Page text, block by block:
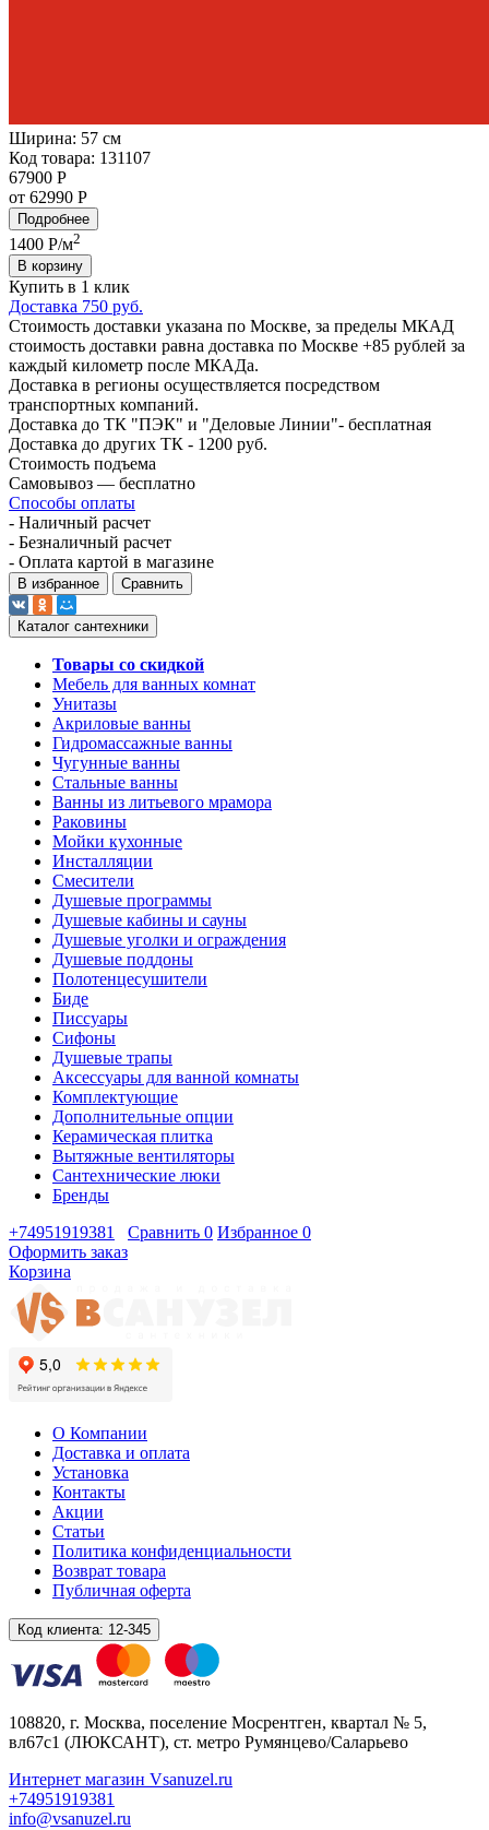
Ширина: 57 см
Код товара: 131107
67900 Р
от 62990 Р
Подробнее
1400 Р/м2
В корзину
Купить в 1 клик
Доставка 750 руб.
Стоимость доставки указана по Москве, за пределы МКАД
стоимость доставки равна доставка по Москве +85 рублей за
каждый километр после МКАДа.
Доставка в регионы осуществляется посредством
транспортных компаний.
Доставка до ТК "ПЭК" и "Деловые Линии"- бесплатная
Доставка до других ТК - 1200 руб.
Стоимость подъема
Самовывоз — бесплатно
Способы оплаты
- Наличный расчет
- Безналичный расчет
- Оплата картой в магазине
В избранное Сравнить
Каталог сантехники
Товары со скидкой
Мебель для ванных комнат
Унитазы
Акриловые ванны
Гидромассажные ванны
Чугунные ванны
Стальные ванны
Ванны из литьевого мрамора
Раковины
Мойки кухонные
Инсталляции
Смесители
Душевые программы
Душевые кабины и сауны
Душевые уголки и ограждения
Душевые поддоны
Полотенцесушители
Биде
Писсуары
Сифоны
Душевые трапы
Аксессуары для ванной комнаты
Комплектующие
Дополнительные опции
Керамическая плитка
Вытяжные вентиляторы
Сантехнические люки
Бренды
+74951919381
Сравнить 0 Избранное 0
Оформить заказ
Корзина
О Компании
Доставка и оплата
Установка
Контакты
Акции
Статьи
Политика конфиденциальности
Возврат товара
Публичная оферта
Код клиента: 12-345
108820, г. Москва, поселение Мосрентген, квартал № 5,
вл67с1 (ЛЮКСАНТ), ст. метро Румянцево/Саларьево
Интернет магазин Vsanuzel.ru
+74951919381
info@vsanuzel.ru